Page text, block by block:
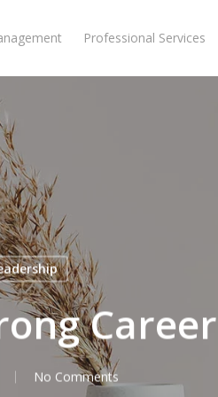
Professional Services
No Comments